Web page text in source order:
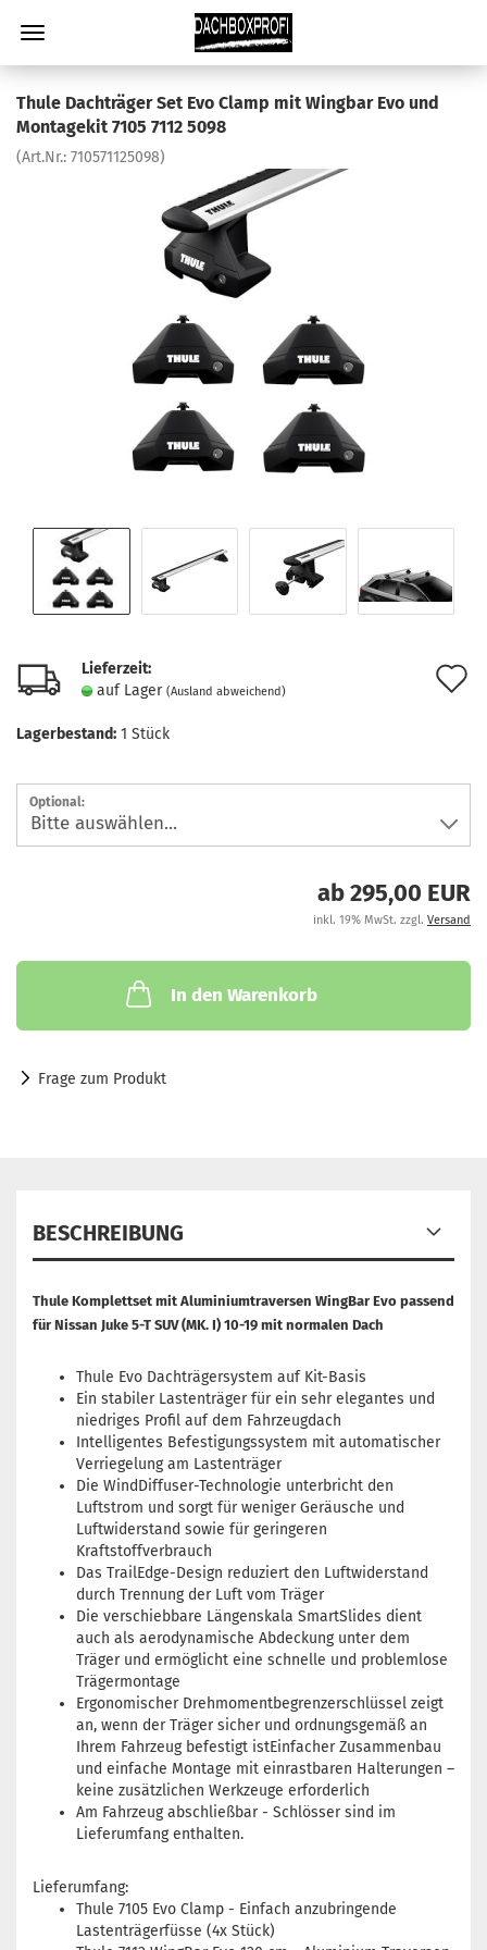
Thule Dachträger Set Evo Clamp mit Wingbar Evo und
Montagekit 7105 7112 5098
(Art.Nr.: 710571125098)
Lieferzeit:
auf Lager (Ausland abweichend)
Lagerbestand: 1 Stück
Optional:
ab 295,00 EUR
inkl. 19% MwSt. zzgl. Versand
In den Warenkorb
Frage zum Produkt
BESCHREIBUNG
Thule Komplettset mit Aluminiumtraversen WingBar Evo passend
fürNissan Juke 5-T SUV (MK. I) 10-19 mit normalen Dach
Thule Evo Dachträgersystem auf Kit-Basis
Ein stabiler Lastenträger für ein sehr elegantes und
niedriges Profil auf dem Fahrzeugdach
Intelligentes Befestigungssystem mit automatischer
Verriegelung am Lastenträger
Die WindDiffuser-Technologie unterbricht den
Luftstrom und sorgt für weniger Geräusche und
Luftwiderstand sowie für geringeren
Kraftstoffverbrauch
Das TrailEdge-Design reduziert den Luftwiderstand
durch Trennung der Luft vom Träger
Die verschiebbare Längenskala SmartSlides dient
auch als aerodynamische Abdeckung unter dem
Träger und ermöglicht eine schnelle und problemlose
Trägermontage
Ergonomischer Drehmomentbegrenzerschlüssel zeigt
an, wenn der Träger sicher und ordnungsgemäß an
Ihrem Fahrzeug befestigt istEinfacher Zusammenbau
und einfache Montage mit einrastbaren Halterungen –
keine zusätzlichen Werkzeuge erforderlich
Am Fahrzeug abschließbar - Schlösser sind im
Lieferumfang enthalten.
Lieferumfang:
Thule 7105 Evo Clamp - Einfach anzubringende
Lastenträgerfüsse (4x Stück)